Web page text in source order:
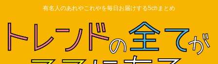
有名人のあれやこれやを毎日お届けする5chまとめ